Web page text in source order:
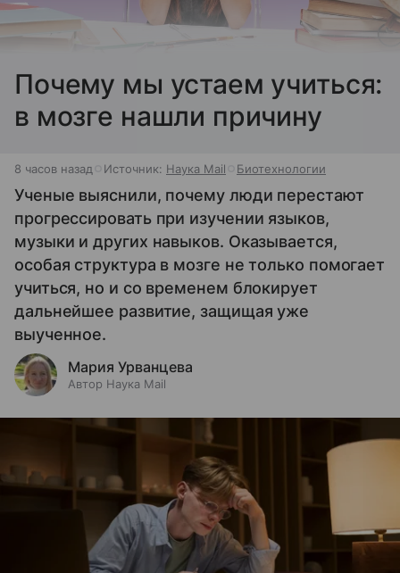
Почему мы устаем учиться:
в мозге нашли причину
8 часов назад Источник: Наука Mail Биотехнологии
Ученые выяснили, почему люди перестают
прогрессировать при изучении языков,
музыки и других навыков. Оказывается,
особая структура в мозге не только помогает
учиться, но и со временем блокирует
дальнейшее развитие, защищая уже
выученное.
Мария Урванцева
Автор Наука Mail